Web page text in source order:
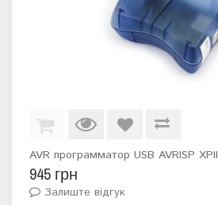
AVR программатор USB AVRISP XPII
945 грн
Залиште відгук